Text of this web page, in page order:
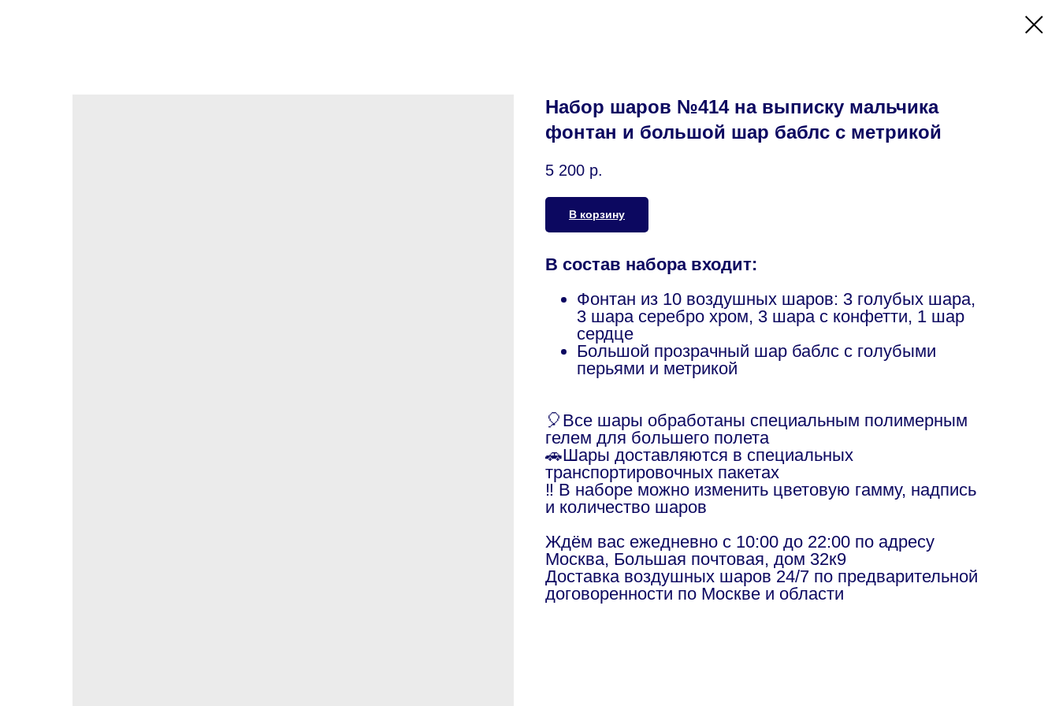
Набор шаров №414 на выписку мальчика
фонтан и большой шар баблс с метрикой
5 200 р.
В корзину
В состав набора входит:
Фонтан из 10 воздушных шаров: 3 голубых шара,
3 шара серебро хром, 3 шара с конфетти, 1 шар
сердце
Большой прозрачный шар баблс с голубыми
перьями и метрикой
🎈Все шары обработаны специальным полимерным
гелем для большего полета
🚗Шары доставляются в специальных
транспортировочных пакетах
‼️ В наборе можно изменить цветовую гамму, надпись
и количество шаров
Ждём вас ежедневно с 10:00 до 22:00 по адресу
Москва, Большая почтовая, дом 32к9
Доставка воздушных шаров 24/7 по предварительной
договоренности по Москве и области